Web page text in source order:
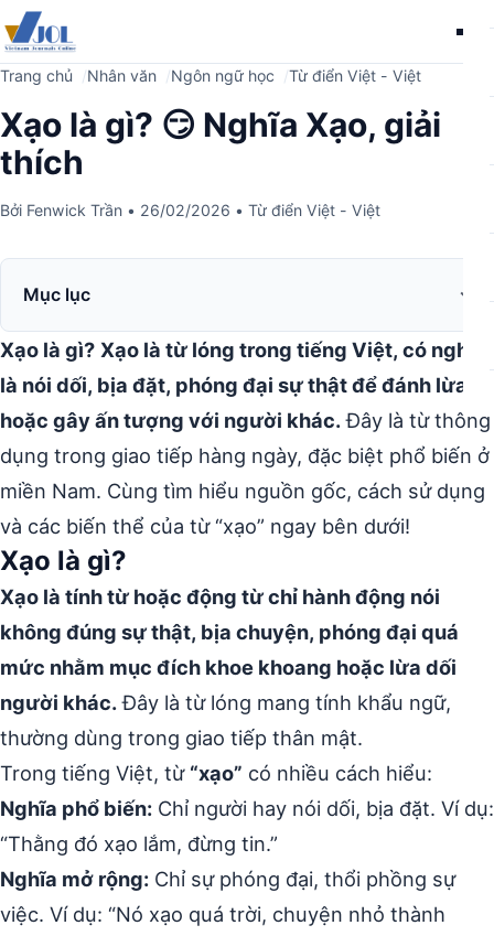
Trang chủ Nhân văn Ngôn ngữ học Từ điển Việt - Việt
Xạo là gì? 😏 Nghĩa Xạo, giải
thích
Bởi Fenwick Trần • 26/02/2026 • Từ điển Việt - Việt
Mục lục
Xạo là gì? Xạo là từ lóng trong tiếng Việt, có nghĩa
là nói dối, bịa đặt, phóng đại sự thật để đánh lừa
hoặc gây ấn tượng với người khác.Đây là từ thông
dụng trong giao tiếp hàng ngày, đặc biệt phổ biến ở
miền Nam. Cùng tìm hiểu nguồn gốc, cách sử dụng
và các biến thể của từ “xạo” ngay bên dưới!
Xạo là gì?
Xạo là tính từ hoặc động từ chỉ hành động nói
không đúng sự thật, bịa chuyện, phóng đại quá
mức nhằm mục đích khoe khoang hoặc lừa dối
người khác.Đây là từ lóng mang tính khẩu ngữ,
thường dùng trong giao tiếp thân mật.
Trong tiếng Việt, từ “xạo” có nhiều cách hiểu:
Nghĩa phổ biến: Chỉ người hay nói dối, bịa đặt. Ví dụ:
“Thằng đó xạo lắm, đừng tin.”
Nghĩa mở rộng: Chỉ sự phóng đại, thổi phồng sự
việc. Ví dụ: “Nó xạo quá trời, chuyện nhỏ thành